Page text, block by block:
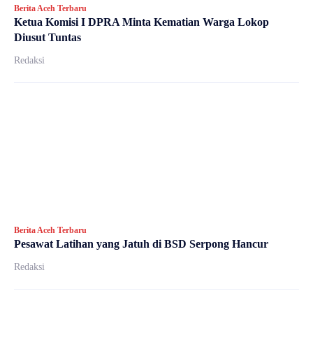
Berita Aceh Terbaru
Ketua Komisi I DPRA Minta Kematian Warga Lokop
Diusut Tuntas
Redaksi
Berita Aceh Terbaru
Pesawat Latihan yang Jatuh di BSD Serpong Hancur
Redaksi